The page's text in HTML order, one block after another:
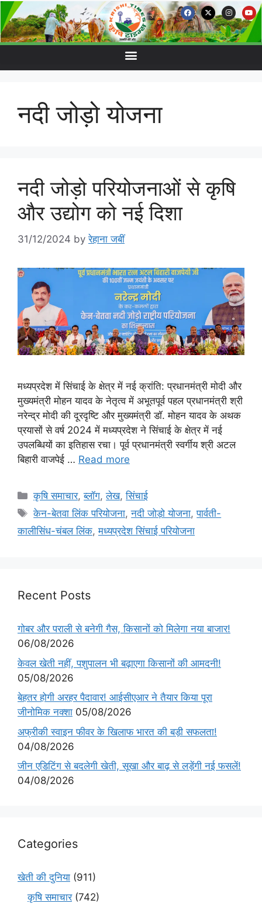
नदी जोड़ो योजना
नदी जोड़ो परियोजनाओं से कृषि
और उद्योग को नई दिशा
31/12/2024 byरेहाना जबीं
मध्यप्रदेश में सिंचाई के क्षेत्र में नई क्रांति: प्रधानमंत्री मोदी और
मुख्यमंत्री मोहन यादव के नेतृत्व में अभूतपूर्व पहल प्रधानमंत्री श्री
नरेन्द्र मोदी की दूरदृष्टि और मुख्यमंत्री डॉ. मोहन यादव के अथक
प्रयासों से वर्ष 2024 में मध्यप्रदेश ने सिंचाई के क्षेत्र में नई
उपलब्धियों का इतिहास रचा। पूर्व प्रधानमंत्री स्वर्गीय श्री अटल
बिहारी वाजपेई … Read more
कृषि समाचार,ब्लॉग,लेख,सिंचाई
केन-बेतवा लिंक परियोजना,नदी जोड़ो योजना,पार्वती-
कालीसिंध-चंबल लिंक,मध्यप्रदेश सिंचाई परियोजना
Recent Posts
गोबर और पराली से बनेगी गैस, किसानों को मिलेगा नया बाजार!
06/08/2026
केवल खेती नहीं, पशुपालन भी बढ़ाएगा किसानों की आमदनी!
05/08/2026
बेहतर होगी अरहर पैदावार! आईसीएआर ने तैयार किया पूरा
जीनोमिक नक्शा 05/08/2026
अफ्रीकी स्वाइन फीवर के खिलाफ भारत की बड़ी सफलता!
04/08/2026
जीन एडिटिंग से बदलेगी खेती, सूखा और बाढ़ से लड़ेंगी नई फसलें!
04/08/2026
Categories
खेती की दुनिया (911)
कृषि समाचार(742)